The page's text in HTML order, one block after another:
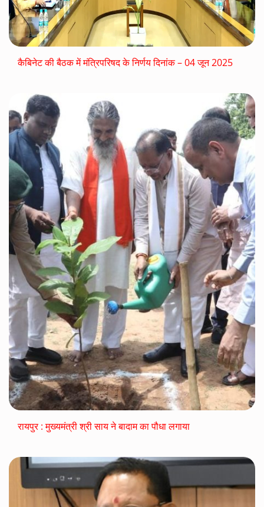
कैबिनेट की बैठक में मंत्रिपरिषद के निर्णय दिनांक – 04 जून 2025
रायपुर : मुख्यमंत्री श्री साय ने बादाम का पौधा लगाया